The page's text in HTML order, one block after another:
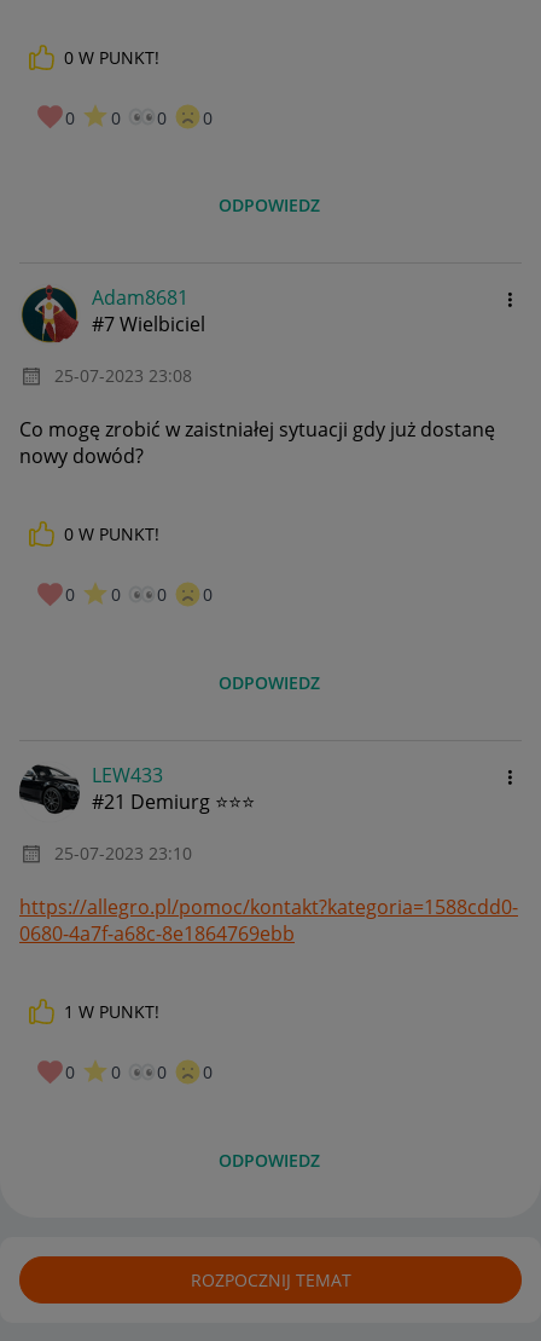
0 W PUNKT!
0 0 0 0
ODPOWIEDZ
Adam8681
#7 Wielbiciel
‎25-07-2023 23:08
Co mogę zrobić w zaistniałej sytuacji gdy już dostanę
nowy dowód?
0 W PUNKT!
0 0 0 0
ODPOWIEDZ
LEW433
#21 Demiurg ⭐⭐⭐
‎25-07-2023 23:10
https://allegro.pl/pomoc/kontakt?kategoria=1588cdd0-
0680-4a7f-a68c-8e1864769ebb
1 W PUNKT!
0 0 0 0
ODPOWIEDZ
ROZPOCZNIJ TEMAT